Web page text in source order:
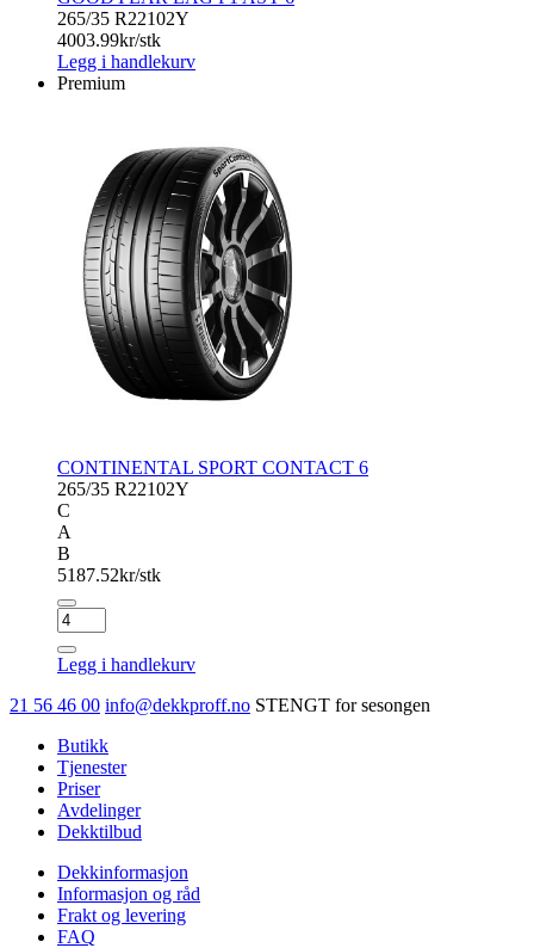
265/35 R22102Y
4003.99kr/stk
Legg i handlekurv
Premium
CONTINENTAL SPORT CONTACT 6
265/35 R22102Y
C
A
B
5187.52kr/stk
CONTINENTAL
SPORT
CONTACT
antall
Legg i handlekurv
21 56 46 00 info@dekkproff.no STENGT for sesongen
Butikk
Tjenester
Priser
Avdelinger
Dekktilbud
Dekkinformasjon
Informasjon og råd
Frakt og levering
FAQ